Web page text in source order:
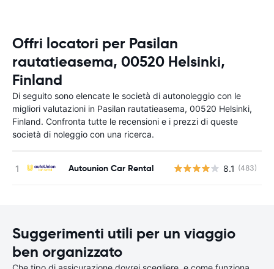
Offri locatori per Pasilan
rautatieasema, 00520 Helsinki,
Finland
Di seguito sono elencate le società di autonoleggio con le
migliori valutazioni in Pasilan rautatieasema, 00520 Helsinki,
Finland. Confronta tutte le recensioni e i prezzi di queste
società di noleggio con una ricerca.
Autounion Car Rental 8.1 (483)
Suggerimenti utili per un viaggio
ben organizzato